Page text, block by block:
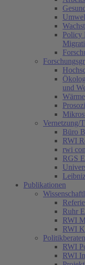
Policy
und
Vernetzung/
Büro
RWI
rwi
RGS
Publikationen
Ruhr
RWI
RWI
RWI
RWI